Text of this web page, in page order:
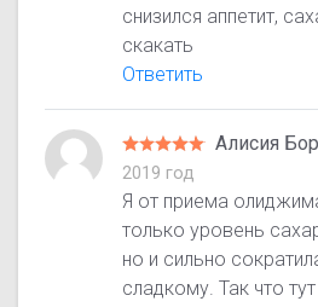
снизился аппетит,
скакать
Ответить
Алисия
2019 год
Я от приема
только уровень
но и сильно
сладкому. Так что